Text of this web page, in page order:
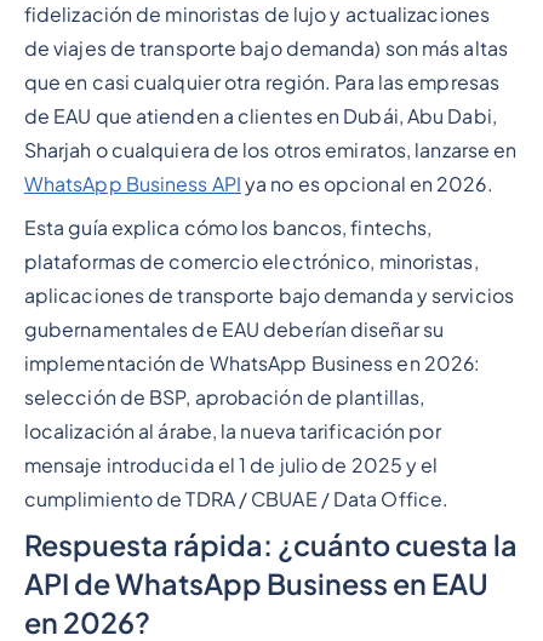
fidelización de minoristas de lujo y actualizaciones
de viajes de transporte bajo demanda) son más altas
que en casi cualquier otra región. Para las empresas
de EAU que atienden a clientes en Dubái, Abu Dabi,
Sharjah o cualquiera de los otros emiratos, lanzarse en
WhatsApp Business API ya no es opcional en 2026.
Esta guía explica cómo los bancos, fintechs,
plataformas de comercio electrónico, minoristas,
aplicaciones de transporte bajo demanda y servicios
gubernamentales de EAU deberían diseñar su
implementación de WhatsApp Business en 2026:
selección de BSP, aprobación de plantillas,
localización al árabe, la nueva tarificación por
mensaje introducida el 1 de julio de 2025 y el
cumplimiento de TDRA / CBUAE / Data Office.
Respuesta rápida: ¿cuánto cuesta la
API de WhatsApp Business en EAU
en 2026?